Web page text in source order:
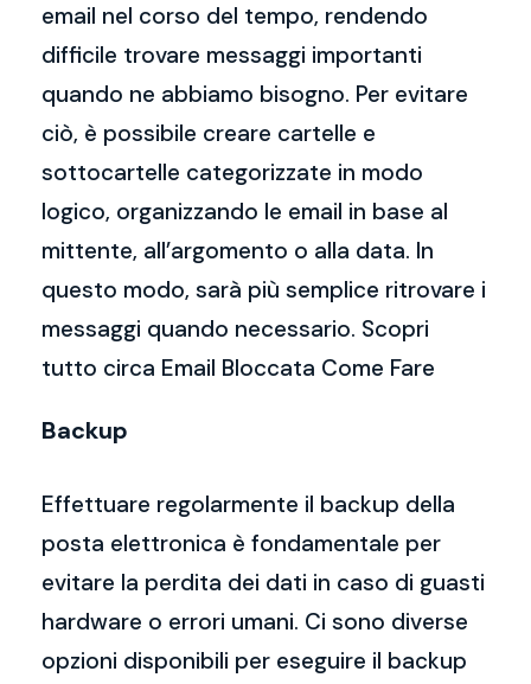
email nel corso del tempo, rendendo
difficile trovare messaggi importanti
quando ne abbiamo bisogno. Per evitare
ciò, è possibile creare cartelle e
sottocartelle categorizzate in modo
logico, organizzando le email in base al
mittente, all’argomento o alla data. In
questo modo, sarà più semplice ritrovare i
messaggi quando necessario. Scopri
tutto circa Email Bloccata Come Fare
Backup
Effettuare regolarmente il backup della
posta elettronica è fondamentale per
evitare la perdita dei dati in caso di guasti
hardware o errori umani. Ci sono diverse
opzioni disponibili per eseguire il backup